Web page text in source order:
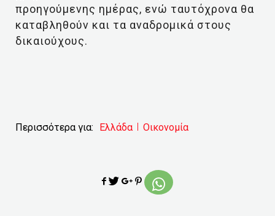
προηγούμενης ημέρας, ενώ ταυτόχρονα θα
καταβληθούν και τα αναδρομικά στους
δικαιούχους.
Περισσότερα για: Ελλάδα Οικονομία